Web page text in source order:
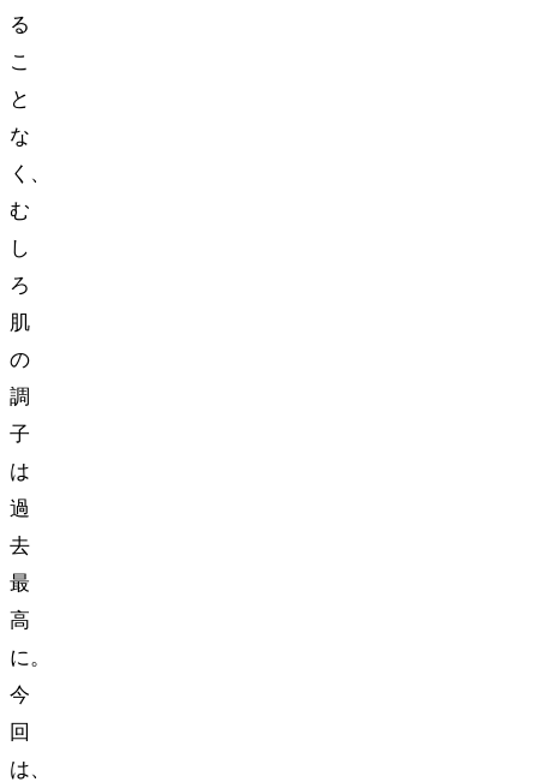
る
こ
と
な
く、
む
し
ろ
肌
の
調
子
は
過
去
最
高
に。
今
回
は、